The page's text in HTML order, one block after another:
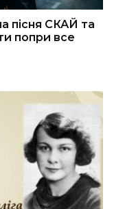
пісня СКАЙ та
попри все